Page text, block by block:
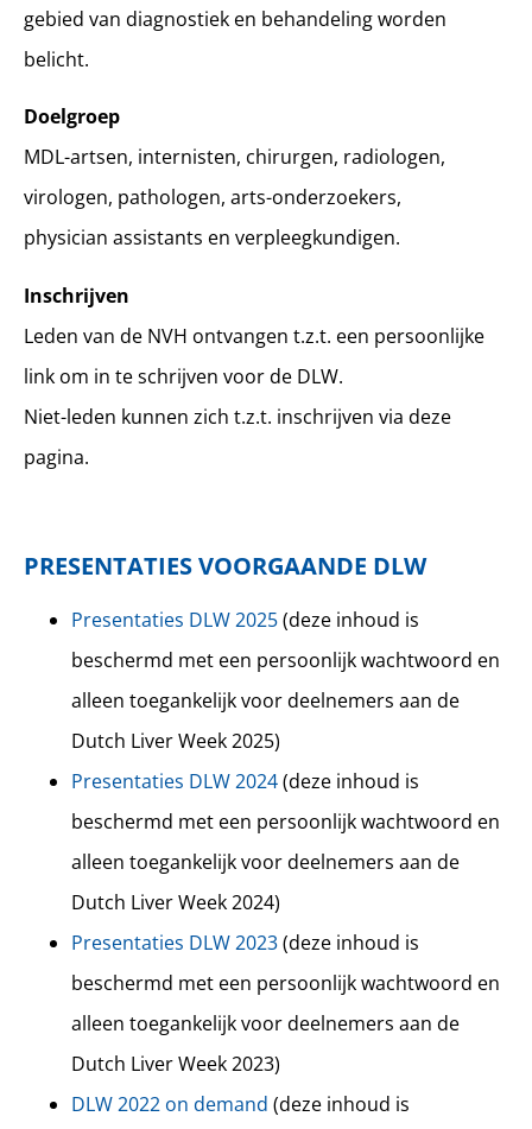
gebied van diagnostiek en behandeling worden
belicht.
Doelgroep
MDL-artsen, internisten, chirurgen, radiologen,
virologen, pathologen, arts-onderzoekers,
physician assistants en verpleegkundigen.
Inschrijven
Leden van de NVH ontvangen t.z.t. een persoonlijke
link om in te schrijven voor de DLW.
Niet-leden kunnen zich t.z.t. inschrijven via deze
pagina.
PRESENTATIES VOORGAANDE DLW
Presentaties DLW 2025(deze inhoud is
beschermd met een persoonlijk wachtwoord en
alleen toegankelijk voor deelnemers aan de
Dutch Liver Week 2025)
Presentaties DLW 2024(deze inhoud is
beschermd met een persoonlijk wachtwoord en
alleen toegankelijk voor deelnemers aan de
Dutch Liver Week 2024)
Presentaties DLW 2023(deze inhoud is
beschermd met een persoonlijk wachtwoord en
alleen toegankelijk voor deelnemers aan de
Dutch Liver Week 2023)
DLW 2022 on demand (deze inhoud is